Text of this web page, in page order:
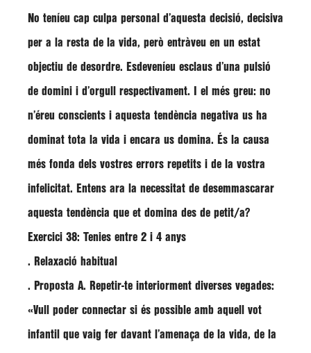
No teníeu cap culpa personal d’aquesta decisió, decisiva
per a la resta de la vida, però entràveu en un estat
objectiu de desordre. Esdeveníeu esclaus d’una pulsió
de domini i d’orgull respectivament. I el més greu: no
n’éreu conscients i aquesta tendència negativa us ha
dominat tota la vida i encara us domina. És la causa
més fonda dels vostres errors repetits i de la vostra
infelicitat. Entens ara la necessitat de desemmascarar
aquesta tendència que et domina des de petit/a?
Exercici 38: Tenies entre 2 i 4 anys
. Relaxació habitual
. Proposta A. Repetir-te interiorment diverses vegades:
«Vull poder connectar si és possible amb aquell vot
infantil que vaig fer davant l’amenaça de la vida, de la